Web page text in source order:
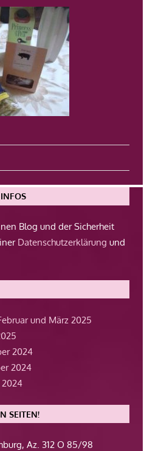
Blog und der Sicherheit
Datenschutzerklärung und
und März 2025
2024
2024
SEITEN!
Az. 312 O 85/98